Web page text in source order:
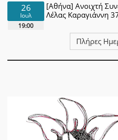
26
Ιουλ
19:00
[Αθήνα] Ανοιχτή
Λέλας Καραγιάννη
Πλήρες